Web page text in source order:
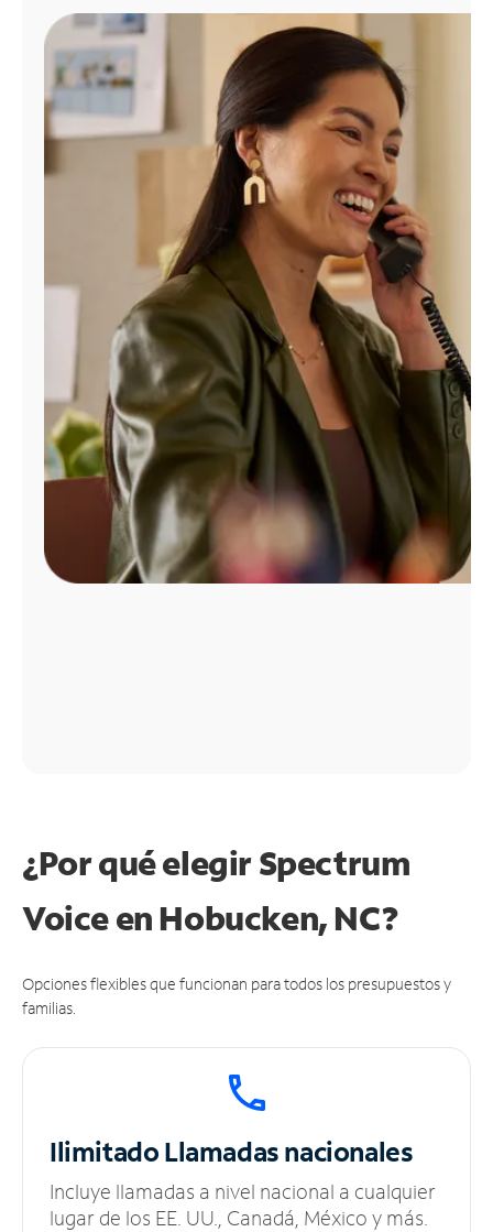
Administrar
cuenta
Encuentra
tienda
¿Por qué elegir Spectrum
Voice en Hobucken, NC?
Opciones flexibles que funcionan para todos los presupuestos y
familias.
IlimitadoLlamadas nacionales
Incluye llamadas a nivel nacional a cualquier
lugar de los EE. UU., Canadá, México y más.